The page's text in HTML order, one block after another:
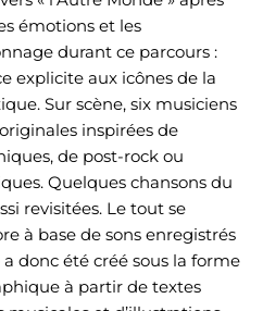
émotions et les
durant ce parcours :
explicite aux icônes de la
Sur scène, six musiciens
inspirées de
de post-rock ou
Quelques chansons du
revisitées. Le tout se
à base de sons enregistrés
donc été créé sous la forme
à partir de textes